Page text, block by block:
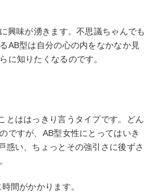
興味が湧きます。不思議ちゃんでも
AB型は自分の心の内をなかなか見
に知りたくなるのです。
とははっきり言うタイプです。どん
ですが、AB型女性にとってはいき
惑い、ちょっとその強引さに後ずさ
間がかかります。